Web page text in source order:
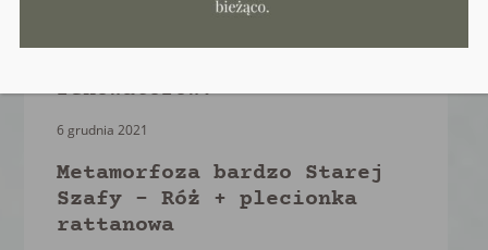
Sidebar
renowatorów.
6 grudnia 2021
Metamorfoza bardzo Starej
Szafy – Róż + plecionka
rattanowa